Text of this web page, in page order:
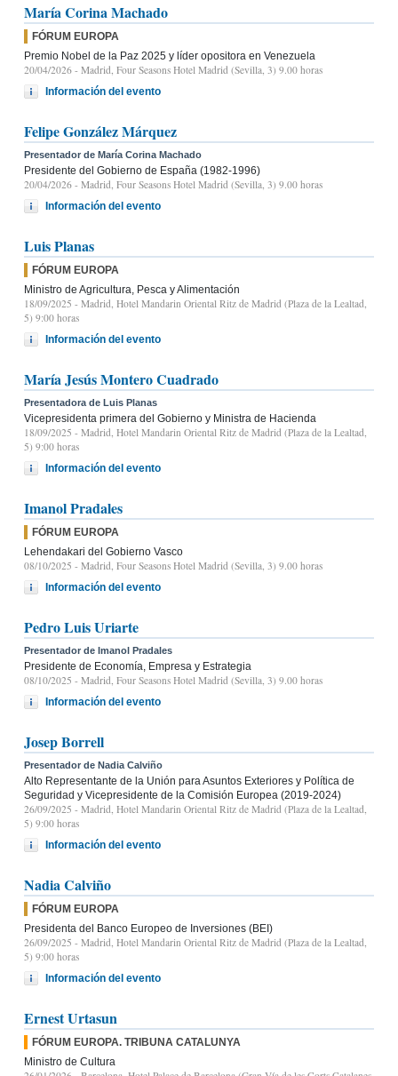
María Corina Machado
FÓRUM EUROPA
Premio Nobel de la Paz 2025 y líder opositora en Venezuela
20/04/2026 - Madrid, Four Seasons Hotel Madrid (Sevilla, 3) 9.00 horas
Información del evento
Felipe González Márquez
Presentador de María Corina Machado
Presidente del Gobierno de España (1982-1996)
20/04/2026 - Madrid, Four Seasons Hotel Madrid (Sevilla, 3) 9.00 horas
Información del evento
Luis Planas
FÓRUM EUROPA
Ministro de Agricultura, Pesca y Alimentación
18/09/2025 - Madrid, Hotel Mandarin Oriental Ritz de Madrid (Plaza de la Lealtad,
5) 9:00 horas
Información del evento
María Jesús Montero Cuadrado
Presentadora de Luis Planas
Vicepresidenta primera del Gobierno y Ministra de Hacienda
18/09/2025 - Madrid, Hotel Mandarin Oriental Ritz de Madrid (Plaza de la Lealtad,
5) 9:00 horas
Información del evento
Imanol Pradales
FÓRUM EUROPA
Lehendakari del Gobierno Vasco
08/10/2025 - Madrid, Four Seasons Hotel Madrid (Sevilla, 3) 9.00 horas
Información del evento
Pedro Luis Uriarte
Presentador de Imanol Pradales
Presidente de Economía, Empresa y Estrategia
08/10/2025 - Madrid, Four Seasons Hotel Madrid (Sevilla, 3) 9.00 horas
Información del evento
Josep Borrell
Presentador de Nadia Calviño
Alto Representante de la Unión para Asuntos Exteriores y Política de
Seguridad y Vicepresidente de la Comisión Europea (2019-2024)
26/09/2025 - Madrid, Hotel Mandarin Oriental Ritz de Madrid (Plaza de la Lealtad,
5) 9:00 horas
Información del evento
Nadia Calviño
FÓRUM EUROPA
Presidenta del Banco Europeo de Inversiones (BEI)
26/09/2025 - Madrid, Hotel Mandarin Oriental Ritz de Madrid (Plaza de la Lealtad,
5) 9:00 horas
Información del evento
Ernest Urtasun
FÓRUM EUROPA. TRIBUNA CATALUNYA
Ministro de Cultura